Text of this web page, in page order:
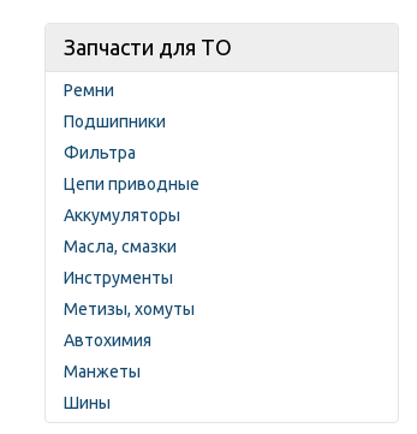
Запчасти для ТО
Ремни
Подшипники
Фильтра
Цепи приводные
Аккумуляторы
Масла, смазки
Инструменты
Метизы, хомуты
Автохимия
Манжеты
Шины